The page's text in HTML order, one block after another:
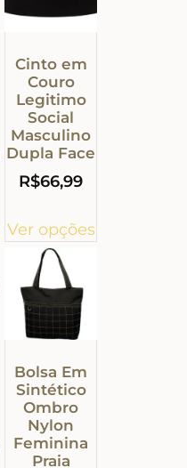
Cinto em
Couro
Legitimo
Social
Masculino
Dupla Face
R$66,99
Ver opções
Bolsa Em
Sintético
Ombro
Nylon
Feminina
Praia